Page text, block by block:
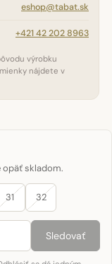
eshop@tabat.sk
+421 42 202 8963
výrobku
nájdete v
opäť skladom.
31 32
Sledovať